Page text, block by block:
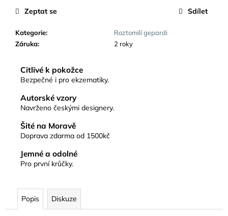
Kategorie:
Roztomilí gepardi
Záruka: 2 roky
Zeptat se Sdílet
Citlivé k pokožce
Bezpečné i pro ekzematiky.
Autorské vzory
Navrženo českými designery.
Šité na Moravě
Doprava zdarma od 1500kč
Jemné a odolné
Pro první krůčky.
Popis Diskuze